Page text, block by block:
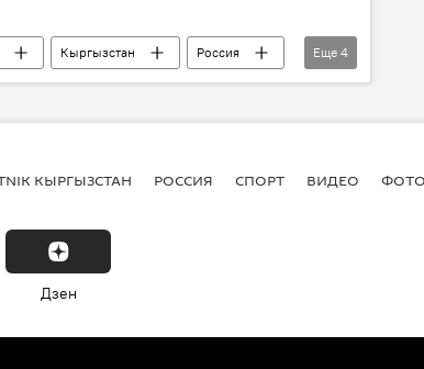
Кыргызстан
Россия
учения барьеры
Еще 4
КЫРГЫЗСТАН РОССИЯ СПОРТ ВИДЕО ФОТО
Дзен